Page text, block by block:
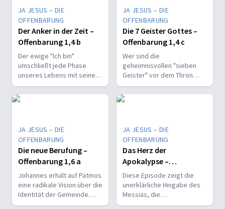
JA JESUS – DIE
OFFENBARUNG
Der Anker in der Zeit –
Offenbarung 1,4 b
Der ewige "Ich bin"
umschließt jede Phase
unseres Lebens mit seiner
Gegenwart, seiner Treue
und seiner Hoffnung.
JA JESUS – DIE
OFFENBARUNG
Die 7 Geister Gottes –
Offenbarung 1,4 c
Wer sind die
geheimnisvollen "sieben
Geister" vor dem Thron
Gottes? Entdecken Sie die
unerschöpfliche Fülle des
Heiligen Geistes inmitten
JA JESUS – DIE
OFFENBARUNG
Die neue Berufung –
Offenbarung 1,6 a
Johannes erhält auf Patmos
eine radikale Vision über die
Identität der Gemeinde.
Entdecken Sie die Wahrheit
JA JESUS – DIE
OFFENBARUNG
Das Herz der
Apokalypse –
Offenbarung 1,5 b
Diese Episode zeigt die
unerklärliche Hingabe des
Messias, die
Doppeldeutigkeit seiner